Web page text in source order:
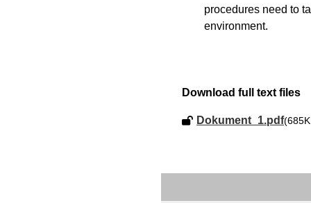
procedures need to
environment.
Download full text files
Dokument_1.pdf